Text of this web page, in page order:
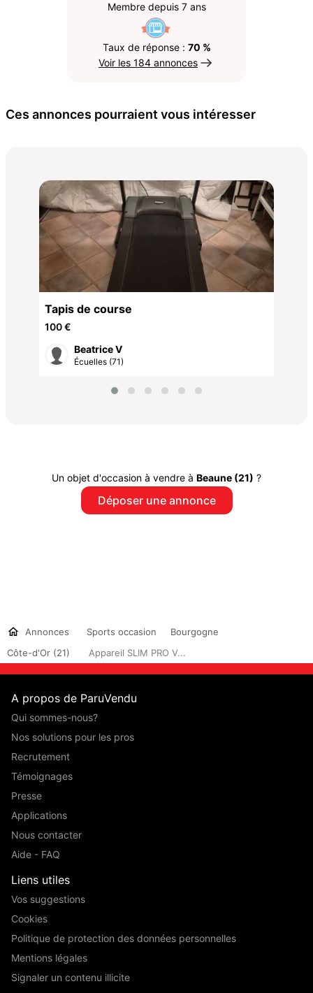
Membre depuis 7 ans
Taux de réponse : 70 %
Voir les 184 annonces
Ces annonces pourraient vous intéresser
Tapis de course
100 €
Beatrice V
Écuelles (71)
Un objet d'occasion à vendre à Beaune (21) ?
Déposer une annonce
Annonces Sports occasion
Bourgogne
Côte-d'Or (21)
Appareil SLIM PRO V...
A propos de ParuVendu
Qui sommes-nous?
Nos solutions pour les pros
Recrutement
Témoignages
Presse
Applications
Nous contacter
Aide - FAQ
Liens utiles
Vos suggestions
Cookies
Politique de protection des données personnelles
Mentions légales
Signaler un contenu illicite